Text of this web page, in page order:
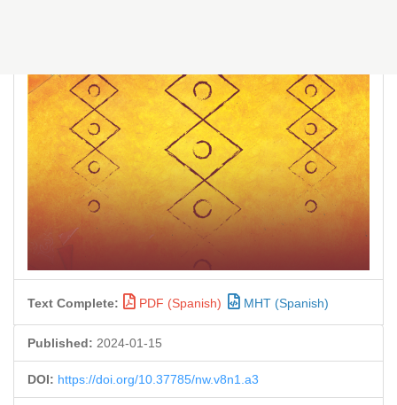
Text Complete: PDF (Spanish) MHT (Spanish)
Published: 2024-01-15
DOI: https://doi.org/10.37785/nw.v8n1.a3